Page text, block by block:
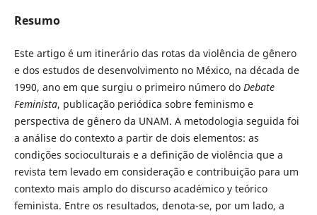
Resumo
Este artigo é um itinerário das rotas da violência de gênero
e dos estudos de desenvolvimento no México, na década de
1990, ano em que surgiu o primeiro número do Debate
Feminista, publicação periódica sobre feminismo e
perspectiva de gênero da UNAM. A metodologia seguida foi
a análise do contexto a partir de dois elementos: as
condições socioculturais e a definição de violência que a
revista tem levado em consideração e contribuição para um
contexto mais amplo do discurso académico y teórico
feminista. Entre os resultados, denota-se, por um lado, a